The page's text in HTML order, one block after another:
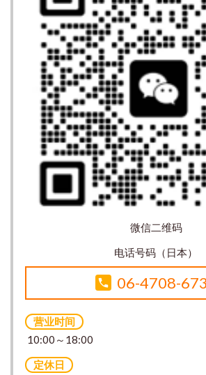
微信二维码
电话号码（日本）
06-4708-
营业时间
10:00～18:00
定休日